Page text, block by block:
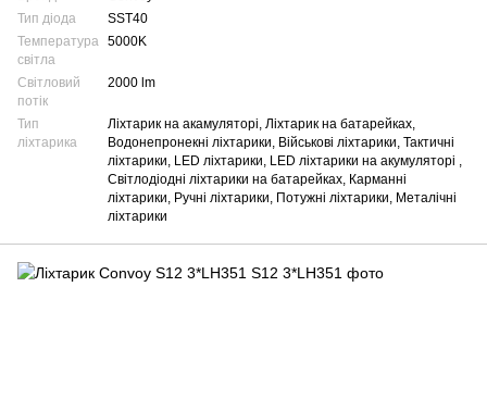
Тип діода
SST40
Температура
світла
5000K
Світловий
потік
2000 lm
Тип
ліхтарика
Ліхтарик на акамуляторі, Ліхтарик на батарейках,
Водонепронекні ліхтарики, Військові ліхтарики, Тактичні
ліхтарики, LED ліхтарики, LED ліхтарики на акумуляторі ,
Світлодіодні ліхтарики на батарейках, Карманні
ліхтарики, Ручні ліхтарики, Потужні ліхтарики, Металічні
ліхтарики